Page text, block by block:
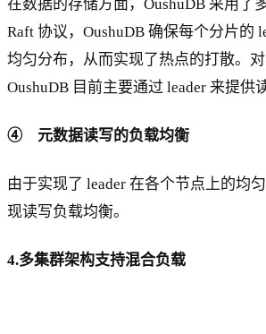
在数据的存储方面，OushuDB 采用了
Raft 协议，OushuDB 确保每个分片的
均匀分布，从而实现了热点的打散。对
OushuDB 目前主要通过 leader 来提供
④ 元数据读写的负载均衡
由于实现了 leader 在各个节点上的均
现读写负载均衡。
4.多集群架构支持混合负载